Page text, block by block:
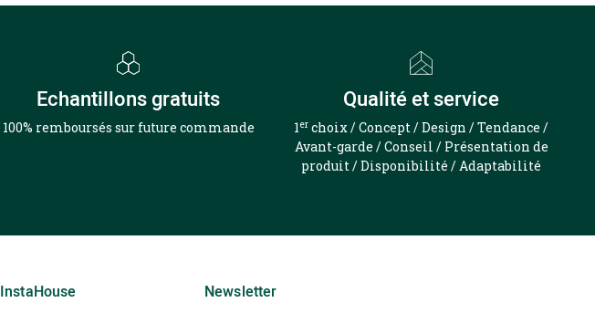
Echantillons gratuits
100% remboursés sur future commande
Qualité et service
1er choix / Concept / Design / Tendance /
Avant-garde / Conseil / Présentation de
produit / Disponibilité / Adaptabilité
InstaHouse Newsletter